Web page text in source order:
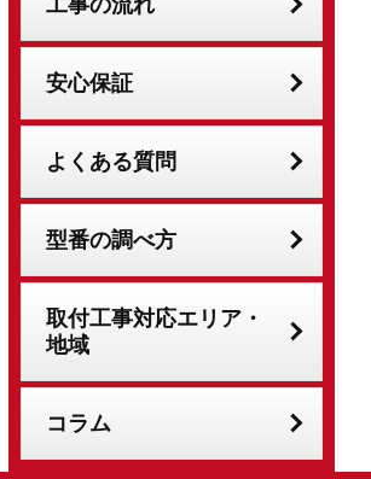
安心保証
よくある質問
型番の調べ方
取付工事対応エリア・
地域
コラム